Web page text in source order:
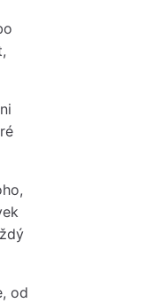
od